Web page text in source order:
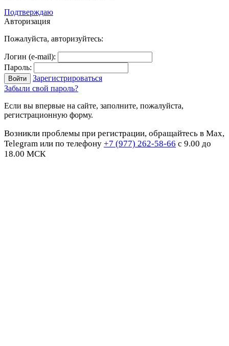
Подтверждаю
Авторизация
Пожалуйста, авторизуйтесь:
Логин (e-mail):
Пароль:
Зарегистрироваться
Забыли свой пароль?
Если вы впервые на сайте, заполните, пожалуйста,
регистрационную форму.
Возникли проблемы при регистрации, обращайтесь в Max,
Telegram или по телефону +7 (977) 262-58-66 с 9.00 до
18.00 МСК